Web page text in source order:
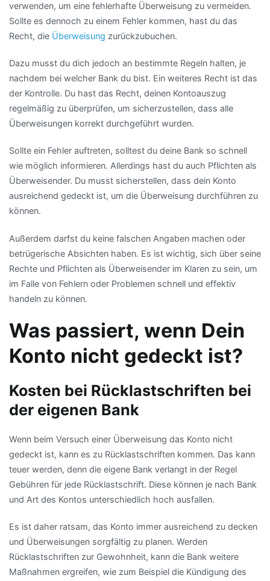
verwenden, um eine fehlerhafte Überweisung zu vermeiden.
Sollte es dennoch zu einem Fehler kommen, hast du das
Recht, die Überweisung zurückzubuchen.
Dazu musst du dich jedoch an bestimmte Regeln halten, je
nachdem bei welcher Bank du bist. Ein weiteres Recht ist das
der Kontrolle. Du hast das Recht, deinen Kontoauszug
regelmäßig zu überprüfen, um sicherzustellen, dass alle
Überweisungen korrekt durchgeführt wurden.
Sollte ein Fehler auftreten, solltest du deine Bank so schnell
wie möglich informieren. Allerdings hast du auch Pflichten als
Überweisender. Du musst sicherstellen, dass dein Konto
ausreichend gedeckt ist, um die Überweisung durchführen zu
können.
Außerdem darfst du keine falschen Angaben machen oder
betrügerische Absichten haben. Es ist wichtig, sich über seine
Rechte und Pflichten als Überweisender im Klaren zu sein, um
im Falle von Fehlern oder Problemen schnell und effektiv
handeln zu können.
Was passiert, wenn Dein
Konto nicht gedeckt ist?
Kosten bei Rücklastschriften bei
der eigenen Bank
Wenn beim Versuch einer Überweisung das Konto nicht
gedeckt ist, kann es zu Rücklastschriften kommen. Das kann
teuer werden, denn die eigene Bank verlangt in der Regel
Gebühren für jede Rücklastschrift. Diese können je nach Bank
und Art des Kontos unterschiedlich hoch ausfallen.
Es ist daher ratsam, das Konto immer ausreichend zu decken
und Überweisungen sorgfältig zu planen. Werden
Rücklastschriften zur Gewohnheit, kann die Bank weitere
Maßnahmen ergreifen, wie zum Beispiel die Kündigung des